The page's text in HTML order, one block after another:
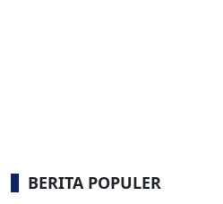
BERITA POPULER